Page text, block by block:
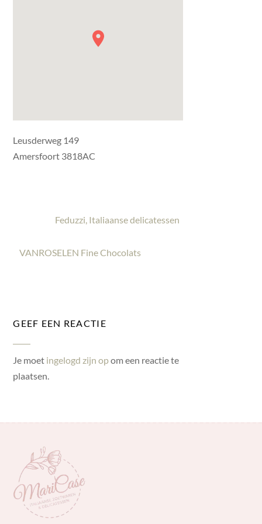
Leusderweg 149
Amersfoort 3818AC
Feduzzi, Italiaanse delicatessen
VANROSELEN Fine Chocolats
GEEF EEN REACTIE
Je moet ingelogd zijn opom een reactie te
plaatsen.